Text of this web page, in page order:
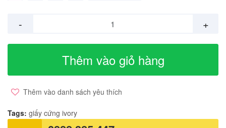
- +
Thêm vào giỏ hàng
Thêm vào danh sách yêu thích
Tags: giấy cứng ivory